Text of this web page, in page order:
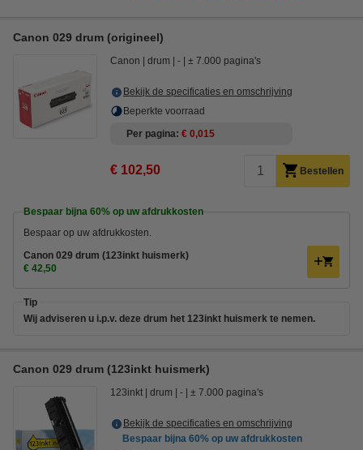
Canon 029 drum (origineel)
Canon drum - ± 7.000 pagina's
Bekijk de specificaties en omschrijving
Beperkte voorraad
Per pagina € 0,015
€ 102,50 Bestellen
Bespaar bijna 60% op uw afdrukkosten
Bespaar op uw afdrukkosten.
Canon 029 drum (123inkt huismerk)
€ 42,50
Tip
Wij adviseren u i.p.v. deze drum het 123inkt huismerk te nemen.
Canon 029 drum (123inkt huismerk)
123inkt drum - ± 7.000 pagina's
Bekijk de specificaties en omschrijving
Bespaar bijna 60% op uw afdrukkosten